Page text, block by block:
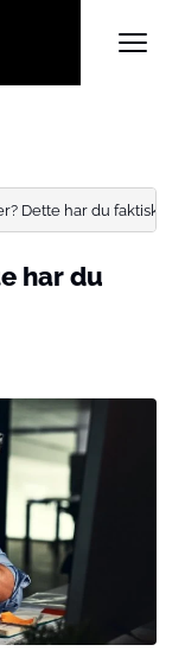
Dette har du faktisk
har du